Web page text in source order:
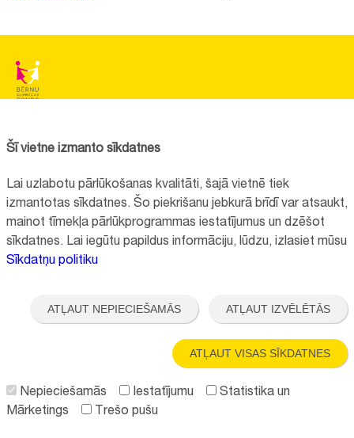
Reģistrācijas nr.:40008057120
+371 67064475
Visi kontakti
"Aktīvo iedzīvotāju fonds" finansētā projekta "
Bērnu slimnīcas fonda
ilgtspējīgas attīstības veicināšana
" ietvaros.
Šī vietne izmanto sīkdatnes
Lai uzlabotu pārlūkošanas kvalitāti, šajā vietnē tiek
izmantotas sīkdatnes. Šo piekrišanu jebkurā brīdī var atsaukt,
mainot tīmekļa pārlūkprogrammas iestatījumus un dzēšot
sīkdatnes. Lai iegūtu papildus informāciju, lūdzu, izlasiet mūsu
Sīkdatņu politiku
ATĻAUT NEPIECIEŠAMĀS ATĻAUT IZVĒLĒTĀS
ATĻAUT VISAS SĪKDATNES
Nepieciešamās Iestatījumu
Statistika un
Mārketings
Trešo pušu